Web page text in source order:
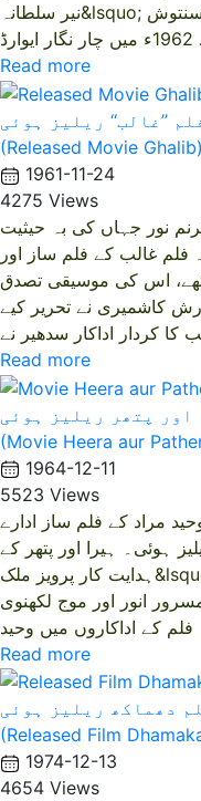
نیر سلطانہ&lsquo; سنتوش&lsquo; نیلو&lsquo; لیلیٰ&lsquo;
Read more
’’غالب‘‘ ریلیز ہوئی
(Released Movie Ghalib)
1961-11-24
4275 Views
کو ملکہ ترنم نور جہاں کی بہ حیثیت
فلم غالب کے فلم ساز اور
اس کی موسیقی تصدق
کاشمیری نے تحریر کیے
Read more
اور پتھر ریلیز ہوئی
(Movie Heera aur
1964-12-11
5523 Views
٭11 دسمبر 1964ء کو وحید مراد کے فلم ساز ادارے
ہوئی۔ ہیرا اور پتھر کے
ہدایت کار پرویز ملک&lsquo; موسیقار سہیل رعنا&lsquo; کہانی
انور اور موج لکھنوی
Read more
دھماکھ ریلیز ہوئی
(Released Film
1974-12-13
4654 Views